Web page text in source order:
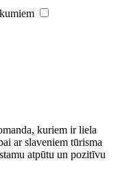
kuriem ir liela
ar slaveniem tūrisma
atpūtu un pozitīvu